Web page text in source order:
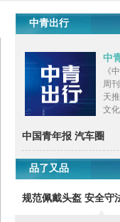
中青出行
中
《
周
天
文
中国青年报 汽车圈
品了又品
规范佩戴头盔 安全守